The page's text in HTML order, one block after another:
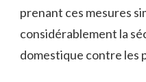
prenant ces⁤ mesures
considérablement la
domestique contre les⁣